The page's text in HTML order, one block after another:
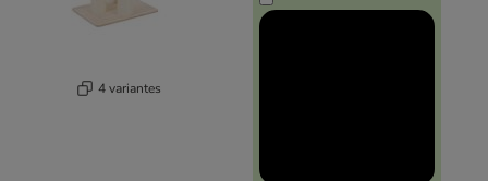
4 variantes